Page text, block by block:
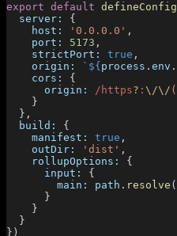
export default defineConfig
  server:
{
    host:
'0.0.0.0' ,
    port:
5173 ,
    strictPort:
true ,
    origin:
` ${ process . env .
    cors:
{
      origin:
/https? : \/\/ ([
    }
  },
  build:
{
    manifest:
true ,
    outDir:
'dist' ,
    rollupOptions:
{
      input:
{
        main:
path . resolve (
      }
    }
  }
})